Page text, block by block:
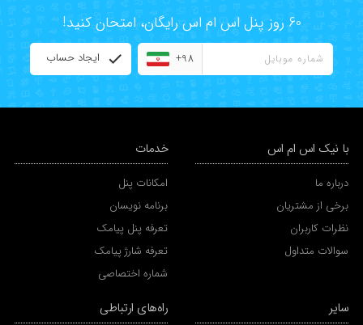
60 روز پنل اس ام اس رایگان، امتحان کنید!
+98 ایجاد حساب
با نیک اس ام اس
درباره ما
برخی از مشتریان
نظرات کاربران
سوالات متداول
خدمات
امکانات پنل
برنامه نویسان
تعرفه پنل پیامک
تعرفه شارژ پیامک
شماره اختصاصی
سایر راه‌های ارتباطی